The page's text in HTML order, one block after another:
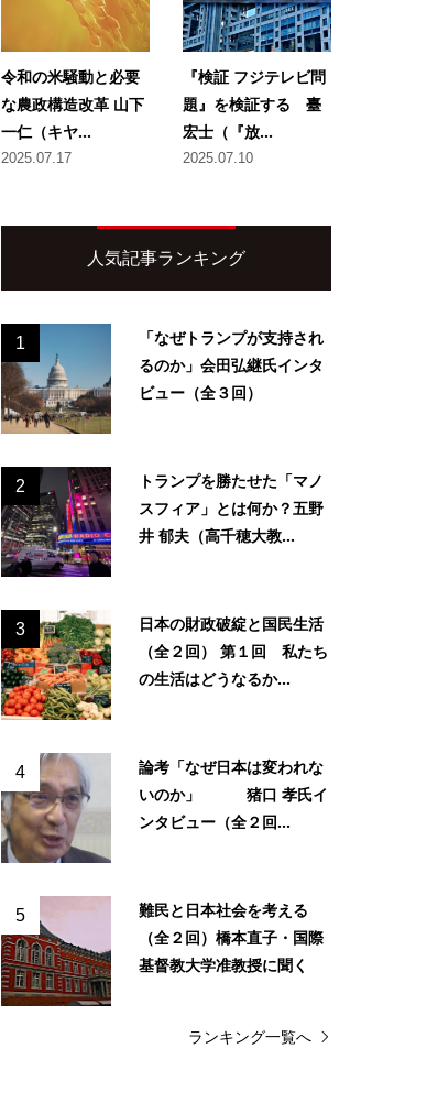
令和の米騒動と必要
な農政構造改革 山下
一仁（キヤ...
2025.07.17
『検証 フジテレビ問
題』を検証する 臺
宏士（『放...
2025.07.10
人気記事ランキング
1
「なぜトランプが支持され
るのか」会田弘継氏インタ
ビュー（全３回）
2
トランプを勝たせた「マノ
スフィア」とは何か？五野
井 郁夫（高千穂大教...
3
日本の財政破綻と国民生活
（全２回） 第１回 私たち
の生活はどうなるか...
4
論考「なぜ日本は変われな
いのか」 猪口 孝氏イ
ンタビュー（全２回...
5
難民と日本社会を考える
（全２回）橋本直子・国際
基督教大学准教授に聞く
ランキング一覧へ